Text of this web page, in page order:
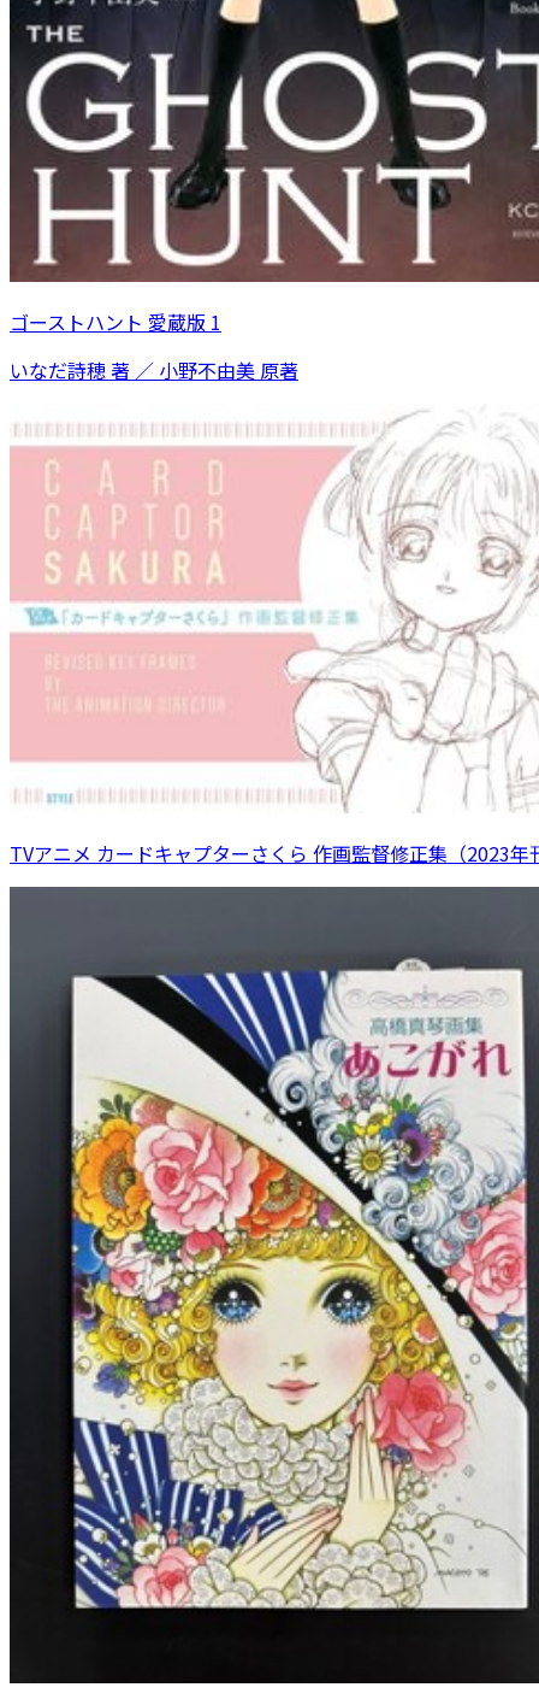
ゴーストハント 愛蔵版 1
いなだ詩穂 著 ／ 小野不由美 原著
TVアニメ カードキャプターさくら 作画監督修正集（2023年